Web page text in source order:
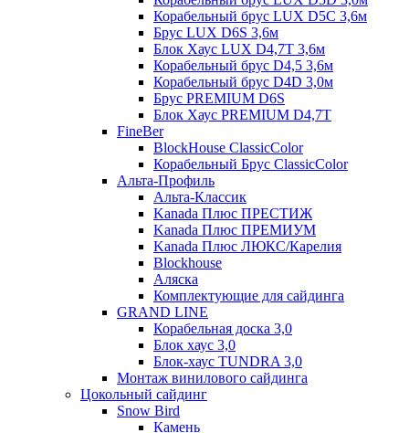
Корабельный брус LUX D5C 3,6м
Брус LUX D6S 3,6м
Блок Хаус LUX D4,7T 3,6м
Корабельный брус D4,5 3,6м
Корабельный брус D4D 3,0м
Брус PREMIUM D6S
Блок Хаус PREMIUM D4,7T
FineBer
BlockHouse ClassicColor
Корабельный Брус ClassicColor
Альта-Профиль
Альта-Классик
Kanada Плюс ПРЕСТИЖ
Kanada Плюс ПРЕМИУМ
Kanada Плюс ЛЮКС/Карелия
Blockhouse
Аляска
Комплектующие для сайдинга
GRAND LINE
Корабельная доска 3,0
Блок хаус 3,0
Блок-хаус TUNDRA 3,0
Монтаж винилового сайдинга
Цокольный сайдинг
Snow Bird
Камень